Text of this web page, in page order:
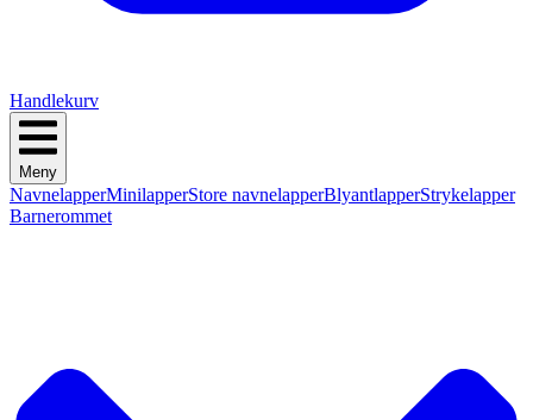
Handlekurv
Meny
NavnelapperMinilapperStore navnelapperBlyantlapperStrykelapper
Barnerommet